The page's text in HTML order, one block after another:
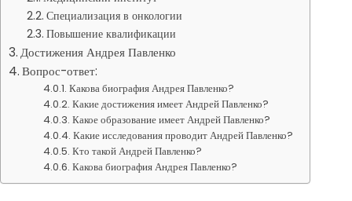
Специализация в онкологии
Повышение квалификации
Достижения Андрея Павленко
Вопрос-ответ:
Какова биография Андрея Павленко?
Какие достижения имеет Андрей Павленко?
Какое образование имеет Андрей Павленко?
Какие исследования проводит Андрей Павленко?
Кто такой Андрей Павленко?
Какова биография Андрея Павленко?